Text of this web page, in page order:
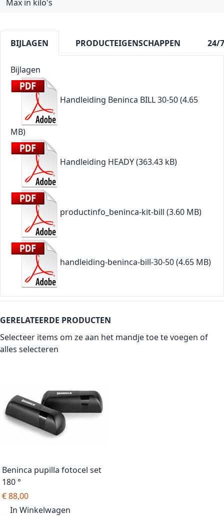
Max in kilo's
BIJLAGEN PRODUCTEIGENSCHAPPEN 24/
Bijlagen
Handleiding Beninca BILL 30-50(4.65
MB)
Handleiding HEADY(363.43 kB)
productinfo_beninca-kit-bill (3.60 MB)
handleiding-beninca-bill-30-50(4.65 MB)
GERELATEERDE PRODUCTEN
Selecteer items om ze aan het mandje toe te voegen of
alles selecteren
Beninca pupilla fotocel set
180 °
€ 88,00
In Winkelwagen